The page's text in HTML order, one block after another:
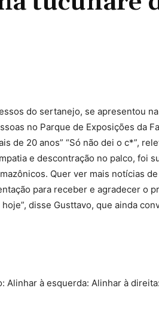
do sertanejo, se apresentou
no Parque de Exposições da
de 20 anos” “Só não dei o c*”,
e descontração no palco, foi
Quer ver mais notícias
para receber e agradecer o
disse Gusttavo, que ainda
à esquerda: Alinhar à